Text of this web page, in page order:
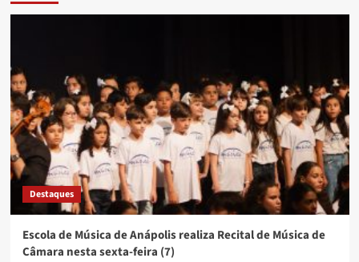
Destaques
Escola de Música de Anápolis realiza Recital de Música de
Câmara nesta sexta-feira (7)